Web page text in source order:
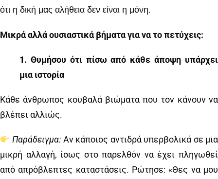
ότι η δική μας αλήθεια δεν είναι η μόνη.
Μικρά αλλά ουσιαστικά βήματα για να το πετύχεις:
1️. Θυμήσου ότι πίσω από κάθε άποψη υπάρχει
μια ιστορία
Κάθε άνθρωπος κουβαλά βιώματα που τον κάνουν να
βλέπει αλλιώς.
Παράδειγμα: Αν κάποιος αντιδρά υπερβολικά σε μια
μικρή αλλαγή, ίσως στο παρελθόν να έχει πληγωθεί
από απρόβλεπτες καταστάσεις. Ρώτησε: «Θες να μου